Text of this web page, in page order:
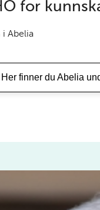
for
Abelia
Her finner du Abelia